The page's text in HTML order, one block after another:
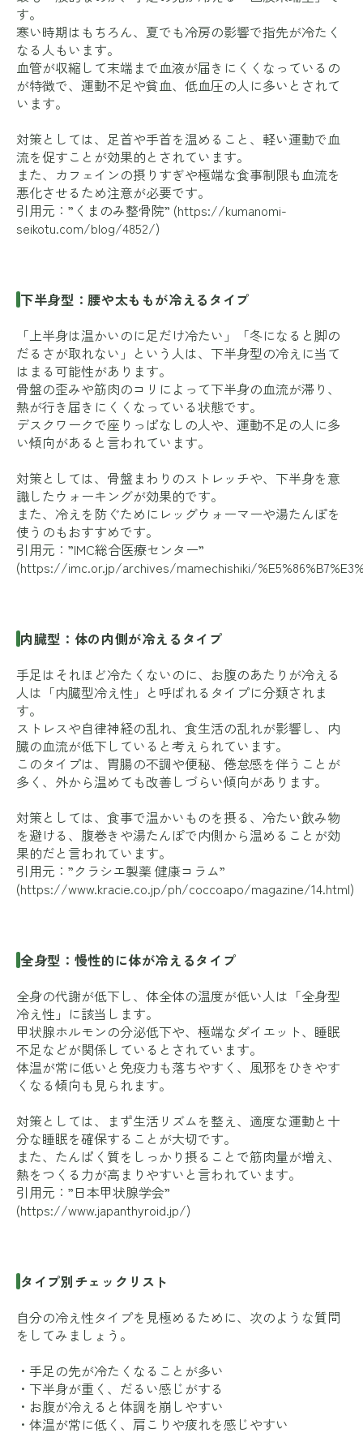
す。
寒い時期はもちろん、夏でも冷房の影響で指先が冷たく
なる人もいます。
血管が収縮して末端まで血液が届きにくくなっているの
が特徴で、運動不足や貧血、低血圧の人に多いとされて
います。
対策としては、足首や手首を温めること、軽い運動で血
流を促すことが効果的とされています。
また、カフェインの摂りすぎや極端な食事制限も血流を
悪化させるため注意が必要です。
引用元：”くまのみ整骨院” (https://kumanomi-
seikotu.com/blog/4852/)
下半身型：腰や太ももが冷えるタイプ
「上半身は温かいのに足だけ冷たい」「冬になると脚の
だるさが取れない」という人は、下半身型の冷えに当て
はまる可能性があります。
骨盤の歪みや筋肉のコリによって下半身の血流が滞り、
熱が行き届きにくくなっている状態です。
デスクワークで座りっぱなしの人や、運動不足の人に多
い傾向があると言われています。
対策としては、骨盤まわりのストレッチや、下半身を意
識したウォーキングが効果的です。
また、冷えを防ぐためにレッグウォーマーや湯たんぽを
使うのもおすすめです。
引用元：”IMC総合医療センター”
(https://imc.or.jp/archives/mamechishiki/
内臓型：体の内側が冷えるタイプ
手足はそれほど冷たくないのに、お腹のあたりが冷える
人は「内臓型冷え性」と呼ばれるタイプに分類されま
す。
ストレスや自律神経の乱れ、食生活の乱れが影響し、内
臓の血流が低下していると考えられています。
このタイプは、胃腸の不調や便秘、倦怠感を伴うことが
多く、外から温めても改善しづらい傾向があります。
対策としては、食事で温かいものを摂る、冷たい飲み物
を避ける、腹巻きや湯たんぽで内側から温めることが効
果的だと言われています。
引用元：”クラシエ製薬 健康コラム”
(https://www.kracie.co.jp/ph/coccoapo/magazine/14.html)
全身型：慢性的に体が冷えるタイプ
全身の代謝が低下し、体全体の温度が低い人は「全身型
冷え性」に該当します。
甲状腺ホルモンの分泌低下や、極端なダイエット、睡眠
不足などが関係しているとされています。
体温が常に低いと免疫力も落ちやすく、風邪をひきやす
くなる傾向も見られます。
対策としては、まず生活リズムを整え、適度な運動と十
分な睡眠を確保することが大切です。
また、たんぱく質をしっかり摂ることで筋肉量が増え、
熱をつくる力が高まりやすいと言われています。
引用元：”日本甲状腺学会”
(https://www.japanthyroid.jp/)
タイプ別チェックリスト
自分の冷え性タイプを見極めるために、次のような質問
をしてみましょう。
・手足の先が冷たくなることが多い
・下半身が重く、だるい感じがする
・お腹が冷えると体調を崩しやすい
・体温が常に低く、肩こりや疲れを感じやすい